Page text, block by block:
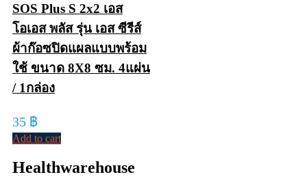
SOS Plus S 2x2 เอส
โอเอส พลัส รุ่น เอส ซีรีส์
ผ้าก๊อซปิดแผลแบบพร้อม
ใช้ ขนาด 8X8 ซม. 4แผ่น
/ 1กล่อง
35 ฿
Add to cart
Healthwarehouse